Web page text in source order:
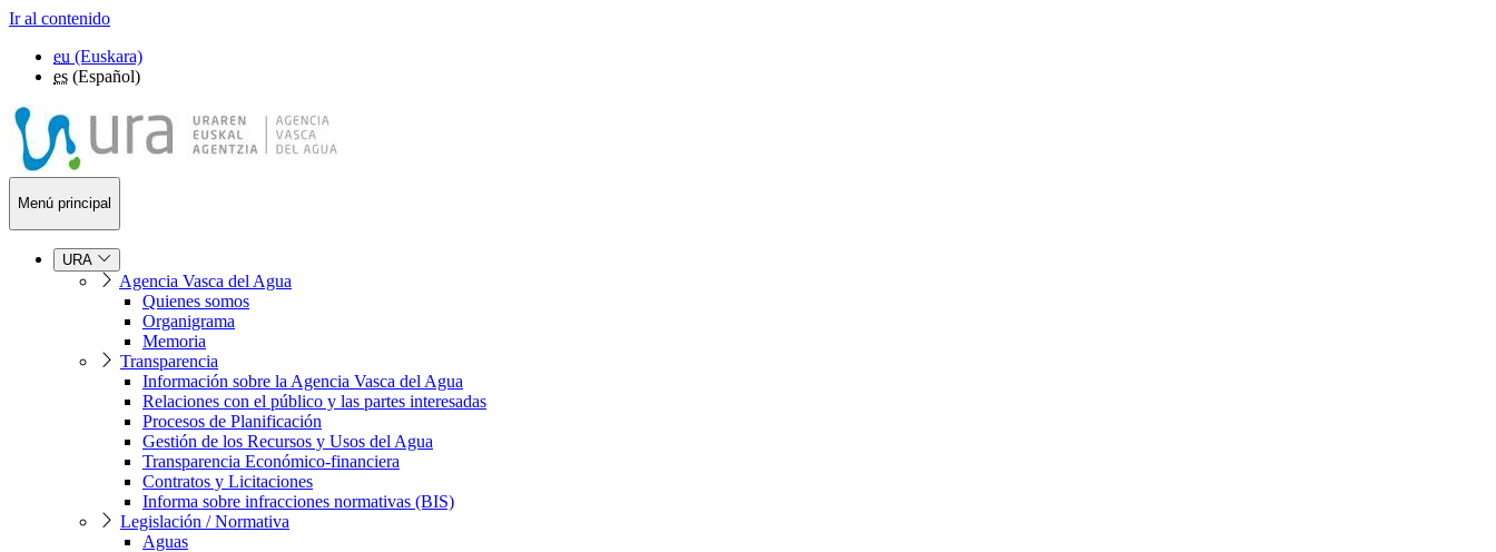
Ir al contenido
eu (Euskara)
es (Español)
Menú principal
URA
Agencia Vasca del Agua
Quienes somos
Organigrama
Memoria
Transparencia
Información sobre la Agencia Vasca del Agua
Relaciones con el público y las partes interesadas
Procesos de Planificación
Gestión de los Recursos y Usos del Agua
Transparencia Económico-financiera
Contratos y Licitaciones
Informa sobre infracciones normativas (BIS)
Legislación / Normativa
Aguas